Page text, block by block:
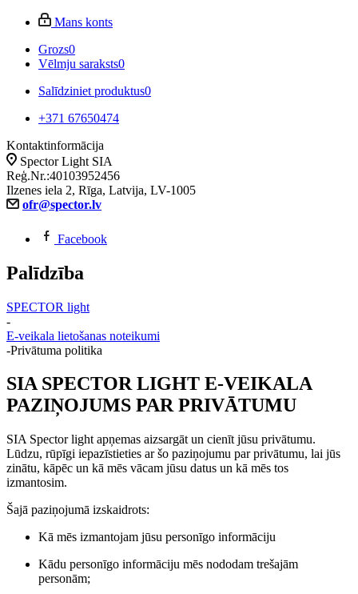
Mans konts
Grozs0
Vēlmju saraksts0
Salīdziniet produktus0
+371 67650474
Kontaktinformācija
Spector Light SIA
Reģ.Nr.:40103952456
Ilzenes iela 2, Rīga, Latvija, LV-1005
ofr@spector.lv
Facebook
Palīdzība
SPECTOR light
-
E-veikala lietošanas noteikumi
-Privātuma politika
SIA SPECTOR LIGHT E-VEIKALA
PAZIŅOJUMS PAR PRIVĀTUMU
SIA Spector light apņemas aizsargāt un cienīt jūsu privātumu.
Lūdzu, rūpīgi iepazīstieties ar šo paziņojumu par privātumu, lai jūs
zinātu, kāpēc un kā mēs vācam jūsu datus un kā mēs tos
izmantosim.
Šajā paziņojumā izskaidrots:
Kā mēs izmantojam jūsu personīgo informāciju
Kādu personīgo informāciju mēs nododam trešajām
personām;